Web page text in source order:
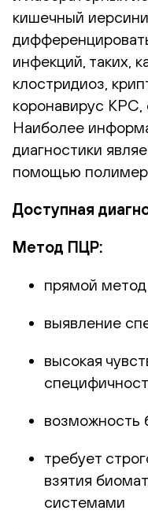
кишечный
инфекций, таких,
клостридиоз,
коронавирус КРС,
Наиболее
диагностики
помощью
Доступная
Метод ПЦР:
прямой метод
выявление
высокая
возможность
требует
взятия
системами